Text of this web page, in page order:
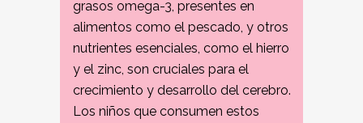
grasos omega-3, presentes en
alimentos como el pescado, y otros
nutrientes esenciales, como el hierro
y el zinc, son cruciales para el
crecimiento y desarrollo del cerebro.
Los niños que consumen estos